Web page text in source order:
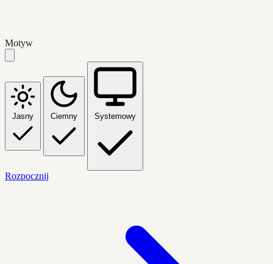
Motyw
Jasny Ciemny Systemowy
Rozpocznij